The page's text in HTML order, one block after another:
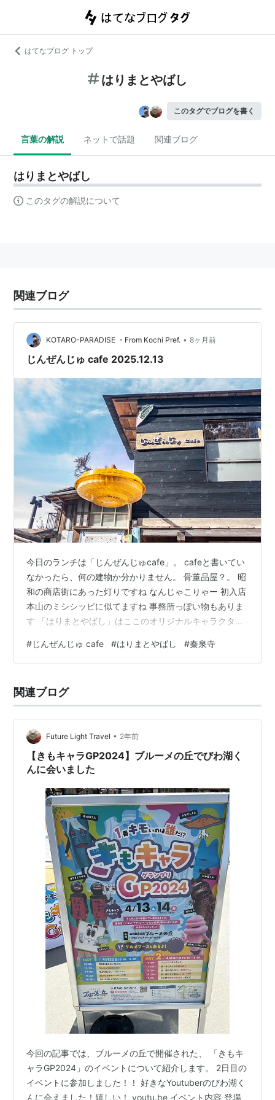
はてなブログ トップ
はりまとやばし
このタグでブログを書く
言葉の解説 ネットで話題 関連ブログ
はりまとやばし
このタグの解説について
関連ブログ
KOTARO-PARADISE ・From Kochi Pref. • 8ヶ月前
じんぜんじゅ cafe 2025.12.13
今日のランチは「じんぜんじゅcafe」。 cafeと書いてい
なかったら、何の建物か分かりません。 骨董品屋？。 昭
和の商店街にあった灯りですね なんじゃこりゃー 初入店
本山のミシシッピに似てますね 事務所っぽい物もありま
す 「はりまとやばし」はここのオリジナルキャラクター
酒もあります ライブのイベントとかもやっているようで
す 日替わりは唐揚げだったので、じんぜんじゅ丼 (850
た事のない味(*´༥`*)ｳﾏｼｯ 椎茸ダシのスープも美味しかっ
た。 女性の接客も良く、落ち着いた…
#じんぜんじゅ cafe #はりまとやばし #秦泉寺
関連ブログ
Future Light Travel • 2年前
【きもキャラGP2024】ブルーメの丘でびわ湖く
んに会いました
今回の記事では、ブルーメの丘で開催された、 「きもキ
ャラGP2024」のイベントについて紹介します。 2日目の
イベントに参加しました！！ 好きなYoutuberのびわ湖く
んに会えました！嬉しい！ youtu.be イベント内容 登場